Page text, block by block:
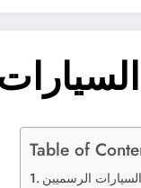
Table of
الرسميين